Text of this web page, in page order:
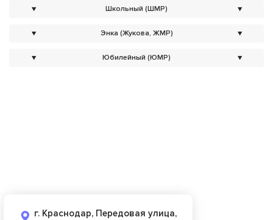
▼ Школьный (ШМР) ▼
▼ Энка (Жукова, ЖМР) ▼
▼ Юбилейный (ЮМР) ▼
г. Краснодар, Передовая улица,